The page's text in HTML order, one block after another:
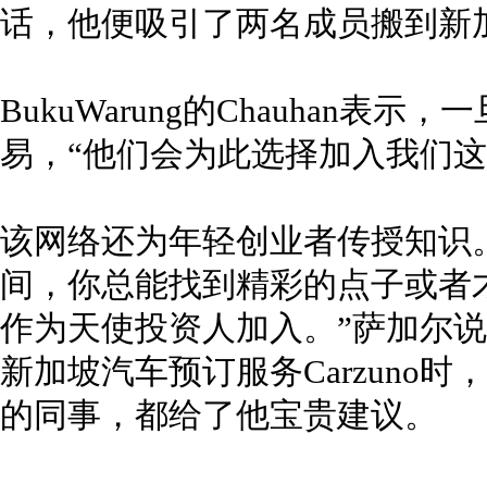
话，他便吸引了两名成员搬到新
BukuWarung的Chauhan表示，
易，“他们会为此选择加入我们
该网络还为年轻创业者传授知
间，你总能找到精彩的点子或
作为天使投资人加入。”萨加尔
新加坡汽车预订服务Carzuno时
的同事，都给了他宝贵建议。